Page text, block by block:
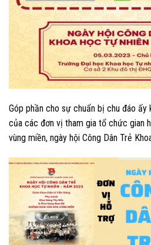
Góp phần cho sự chuẩn bị chu đáo
của các đơn vị tham gia tổ chức gian
vùng miền, ngày hội Công Dân Trẻ